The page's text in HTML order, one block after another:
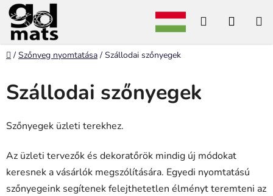
Ugrás
tartalomhoz
Keresés
Kezdőlap
/ Szőnyeg nyomtatása / Szállodai szőnyegek
Szállodai szőnyegek
Szőnyegek üzleti terekhez.
Az üzleti tervezők és dekoratőrök mindig új módokat
keresnek a vásárlók megszólítására. Egyedi nyomtatású
szőnyegeink segítenek felejthetetlen élményt teremteni az